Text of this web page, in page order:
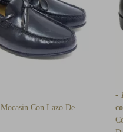
Mocasin Con Lazo De
-